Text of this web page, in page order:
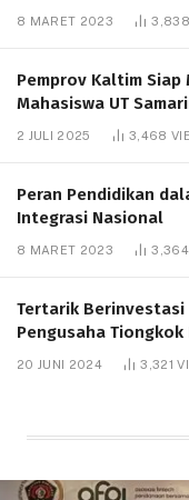
8 MARET 2023
Pemprov Kaltim Siap
Mahasiswa UT
Bantuan Pendidikan
2 JULI 2025 3,468
Peran Pendidikan
Integrasi Nasional
8 MARET 2023
Tertarik Berinvestasi
Pengusaha
20 JUNI 2024 3,321